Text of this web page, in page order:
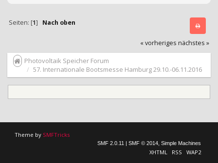
Seiten: [1] Nach oben
« vorheriges nächstes »
Photovoltaik Speicher Forum
57. Internationale Bootsmesse Hamburg 29.10.-06.11.2016
Theme by SMFTricks
SMF 2.0.11 | SMF © 2014 Simple Machines
XHTML RSS WAP2